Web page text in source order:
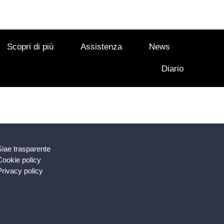
Scopri di più Assistenza News
Diario
trasparente
policy
policy